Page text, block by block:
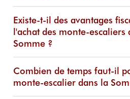
Existe-t-il des avantages
l'achat des monte-escaliers
Somme ?
Combien de temps faut-il
monte-escalier dans la